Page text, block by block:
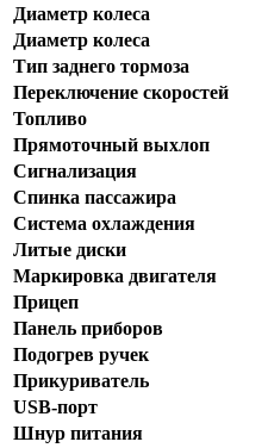
Диаметр колеса
Диаметр колеса
Тип заднего тормоза
Переключение скоростей
Топливо
Прямоточный выхлоп
Сигнализация
Спинка пассажира
Система охлаждения
Литые диски
Маркировка двигателя
Прицеп
Панель приборов
Подогрев ручек
Прикуриватель
USB-порт
Шнур питания